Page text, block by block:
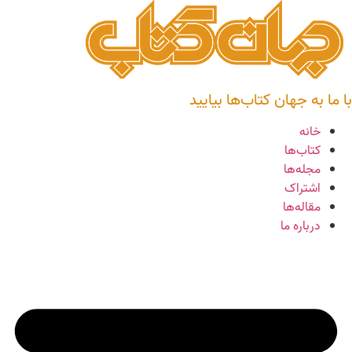
محتوا
با ما به جهان کتاب‌ها بیایید
خانه
کتاب‌ها
مجله‌ها
اشتراک
مقاله‌ها
درباره ما